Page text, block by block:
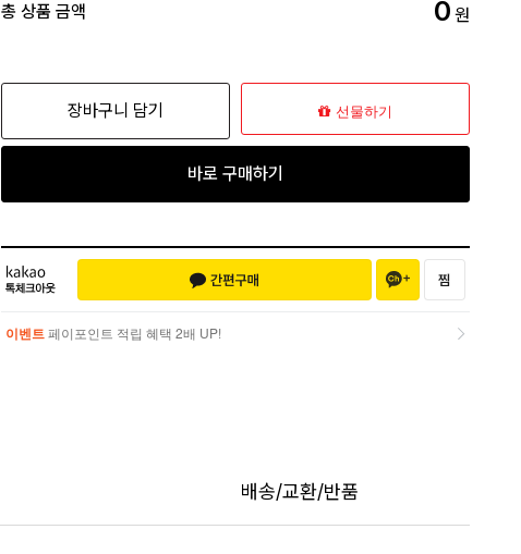
총 상품 금액 0 원
장바구니 담기 선물하기
바로 구매하기
이벤트페이포인트 적립 혜택 2배 UP!
배송/교환/반품